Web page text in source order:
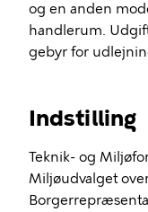
og en anden
handlerum.
gebyr for
Indstilling
Teknik- og
Miljøudvalget